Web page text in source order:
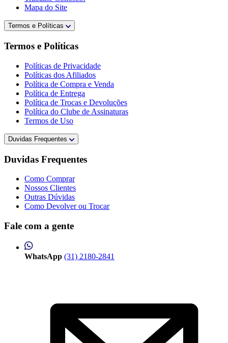
Mapa do Site
Termos e Políticas
Termos e Políticas
Políticas de Privacidade
Políticas dos Afiliados
Política de Compra e Venda
Política de Entrega
Política de Trocas e Devoluções
Política do Clube de Assinaturas
Termos de Uso
Duvidas Frequentes
Duvidas Frequentes
Como Comprar
Nossos Clientes
Outras Dúvidas
Como Devolver ou Trocar
Fale com a gente
WhatsApp (31) 2180-2841